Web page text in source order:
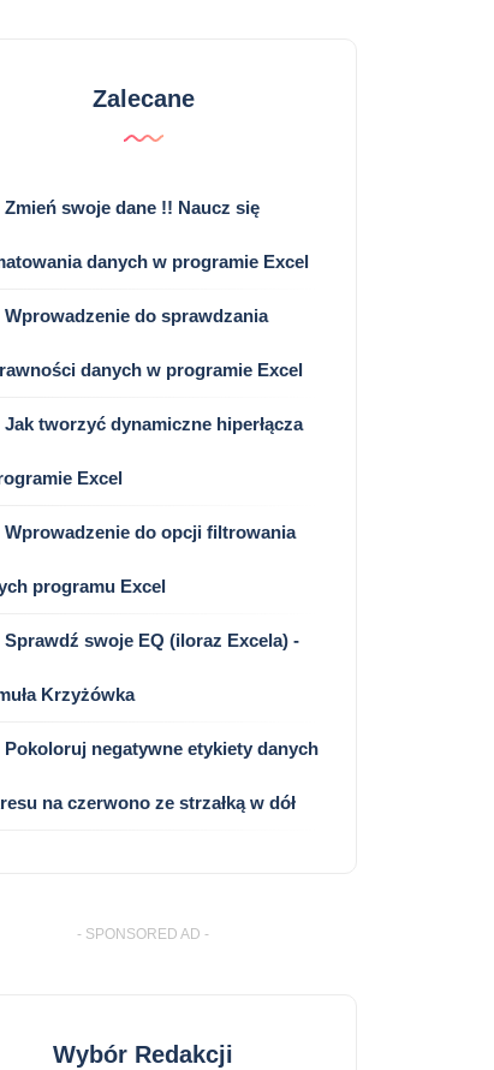
Zalecane
Zmień swoje dane !! Naucz się
danych w programie Excel
Wprowadzenie do sprawdzania
danych w programie Excel
Jak tworzyć dynamiczne hiperłącza
Excel
Wprowadzenie do opcji filtrowania
programu Excel
Sprawdź swoje EQ (iloraz Excela) -
Krzyżówka
Pokoloruj negatywne etykiety danych
na czerwono ze strzałką w dół
- SPONSORED AD -
Wybór Redakcji